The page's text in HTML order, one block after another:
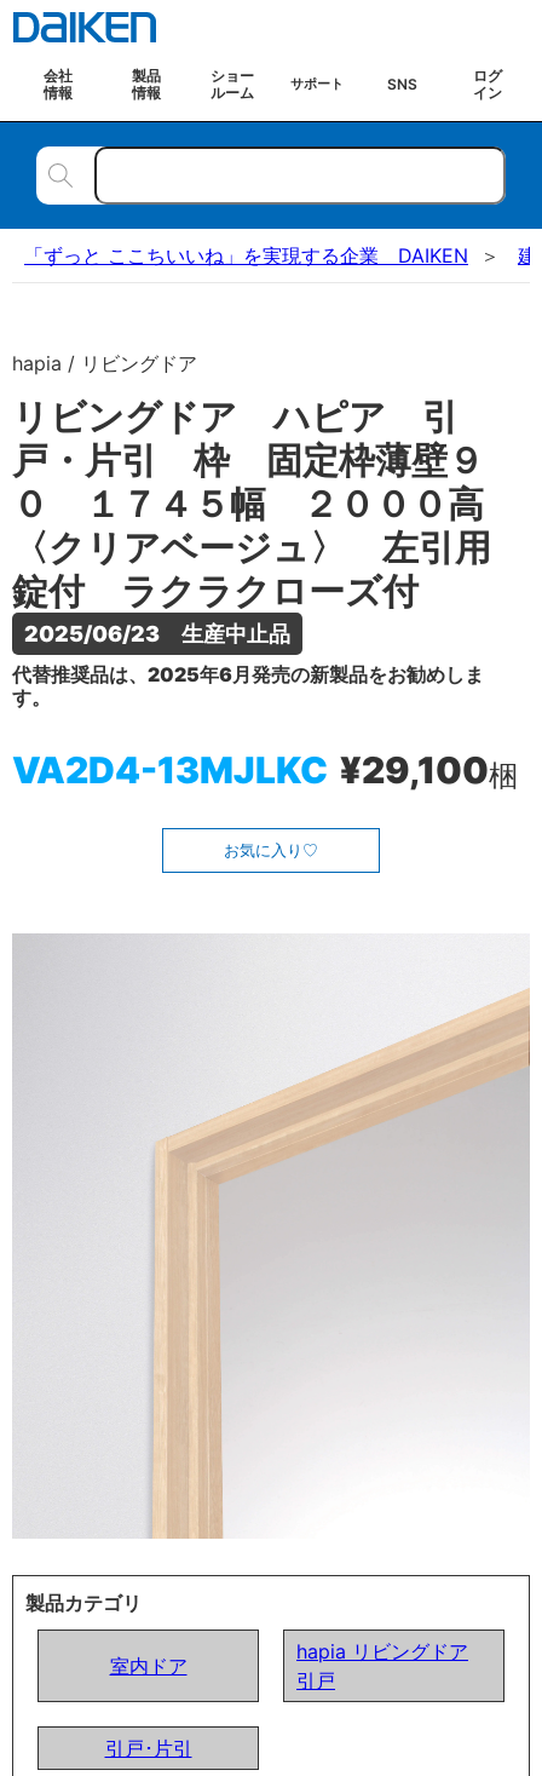
会社
情報
製品
情報
ショー
ルーム
サポート SNS
ログ
イン
「ずっと ここちいいね」を実現する企業 DAIKEN 建
hapia / リビングドア
リビングドア ハピア 引
戸・片引 枠 固定枠薄壁９
０ １７４５幅 ２０００高
〈クリアベージュ〉 左引用
錠付 ラクラクローズ付
2025/06/23　生産中止品
代替推奨品は、2025年6月発売の新製品をお勧めしま
す。
VA2D4-13MJLKC ¥29,100梱
お気に入り
製品カテゴリ
室内ドア
hapia リビングドア
引戸
引戸･片引